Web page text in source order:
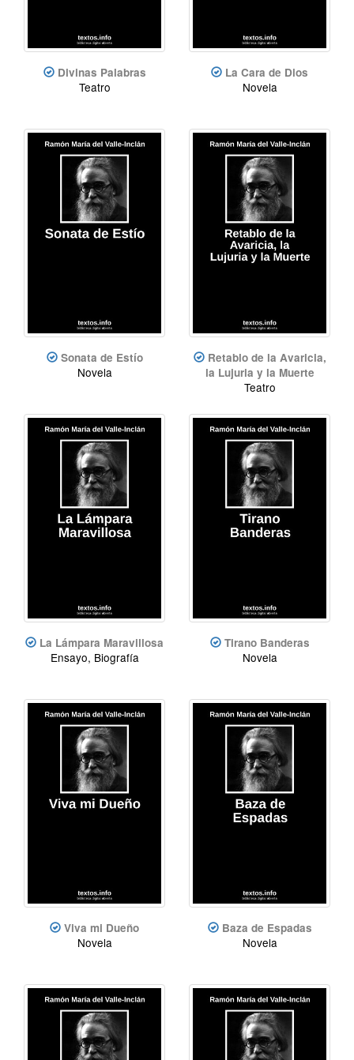
Divinas Palabras
Teatro
La Cara de Dios
Novela
Sonata de Estío
Novela
Retablo de la Avaricia,
la Lujuria y la Muerte
Teatro
La Lámpara Maravillosa
Ensayo, Biografía
Tirano Banderas
Novela
Viva mi Dueño
Novela
Baza de Espadas
Novela